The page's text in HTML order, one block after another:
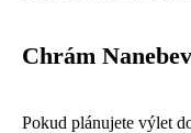
Chrám
Pokud plánujete výlet